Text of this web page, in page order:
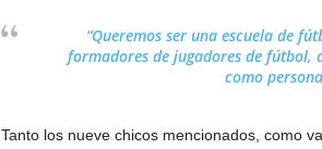
“Queremos ser una escuela de
formadores de jugadores de
como
Tanto los nueve chicos mencionados, como